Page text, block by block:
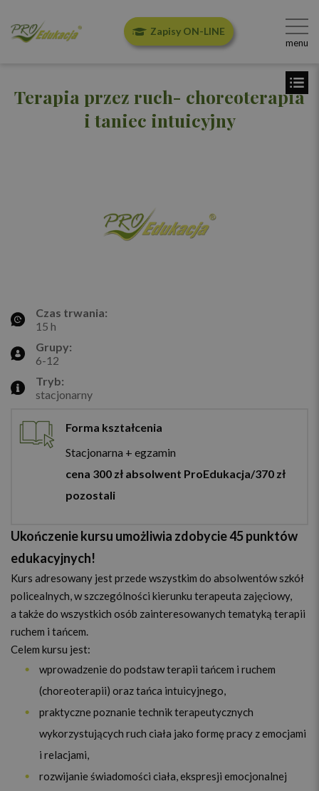
Zapisy ON-LINE
menu
Terapia przez ruch- choreoterapia
i taniec intuicyjny
Czas trwania:
15 h
Grupy:
6-12
Tryb:
stacjonarny
Forma kształcenia
Stacjonarna + egzamin
cena 300 zł absolwent ProEdukacja/370 zł
pozostali
Ukończenie kursu umożliwia zdobycie 45 punktów
edukacyjnych!
Kurs adresowany jest przede wszystkim do absolwentów szkół
policealnych, w szczególności kierunku terapeuta zajęciowy,
a także do wszystkich osób zainteresowanych tematyką terapii
ruchem i tańcem.
Celem kursu jest:
wprowadzenie do podstaw terapii tańcem i ruchem
(choreoterapii) oraz tańca intuicyjnego,
praktyczne poznanie technik terapeutycznych
wykorzystujących ruch ciała jako formę pracy z emocjami
i relacjami,
rozwijanie świadomości ciała, ekspresji emocjonalnej